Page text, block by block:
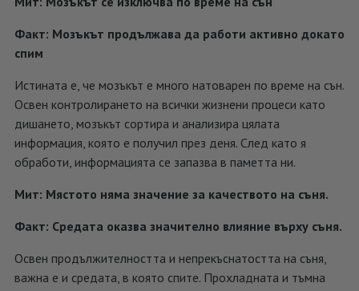
Факт: Мозъкът продължава да работи активно докато
спим
Истината е, че мозъкът е много натоварен по време на сън.
Освен контролирането на всички жизнени процеси като
дишането, мозъкът сортира и анализира цялата
информация, която е получил през деня. След като я
обработи, информацията се запазва в паметта ни.
Мит: Мястото няма значение за качеството на съня.
Факт: Средата оказва значително влияние върху съня.
Освен продължителността и непрекъснатостта на съня,
важна е и средата, в която спите. Прохладната и тъмна